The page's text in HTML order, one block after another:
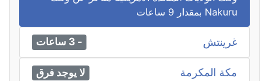
Nakuru بمقدار 9 ساعات
غرينتش - 3 ساعات
مكة المكرمة لا يوجد فرق